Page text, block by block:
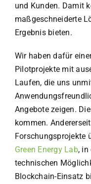
und Kunden. Damit
maßgeschneiderte
Ergebnis bieten.
Wir haben dafür
Pilotprojekte mit
Laufen, die uns
Angebote zeigen.
kommen.
Forschungsprojekte
Green Energy Lab, in
technischen
Blockchain-Einsatz